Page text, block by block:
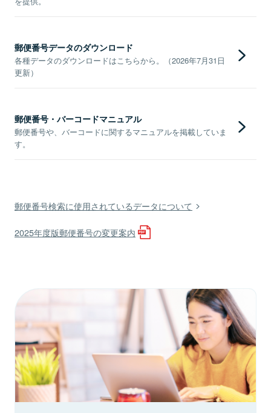
郵便番号データのダウンロード
各種データのダウンロードはこちらから。（2026年7月31日
更新）
郵便番号・バーコードマニュアル
郵便番号や、バーコードに関するマニュアルを掲載していま
す。
郵便番号検索に使用されているデータについて
2025年度版郵便番号の変更案内